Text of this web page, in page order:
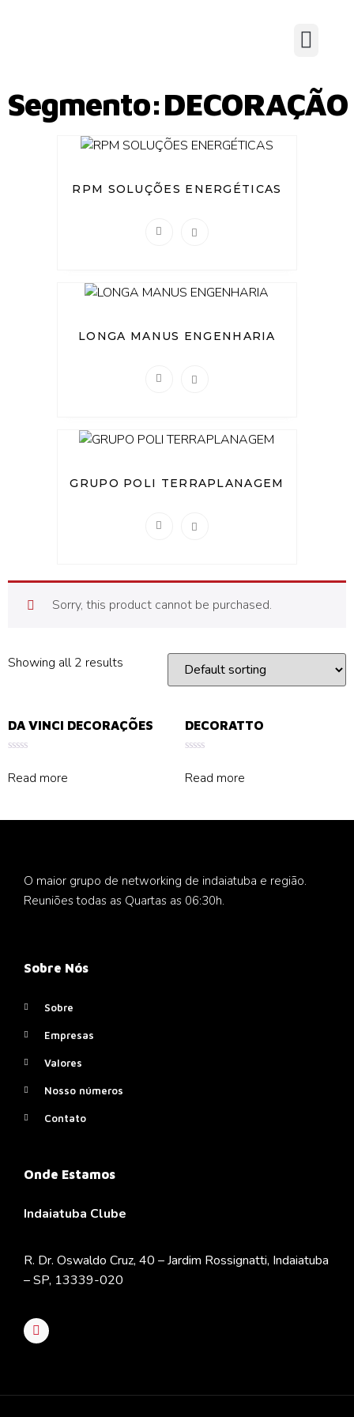
Segmento:DECORAÇÃO
RPM SOLUÇÕES ENERGÉTICAS
LONGA MANUS ENGENHARIA
GRUPO POLI TERRAPLANAGEM
Sorry, this product cannot be purchased.
Showing all 2 results
DA VINCI DECORAÇÕES
0
out
Read more
DECORATTO
0
out
Read more
O maior grupo de networking de indaiatuba e região.
Reuniões todas as Quartas as 06:30h.
Sobre Nós
Sobre
Empresas
Valores
Nosso números
Contato
Onde Estamos
Indaiatuba Clube
R. Dr. Oswaldo Cruz, 40 – Jardim Rossignatti, Indaiatuba
– SP, 13339-020